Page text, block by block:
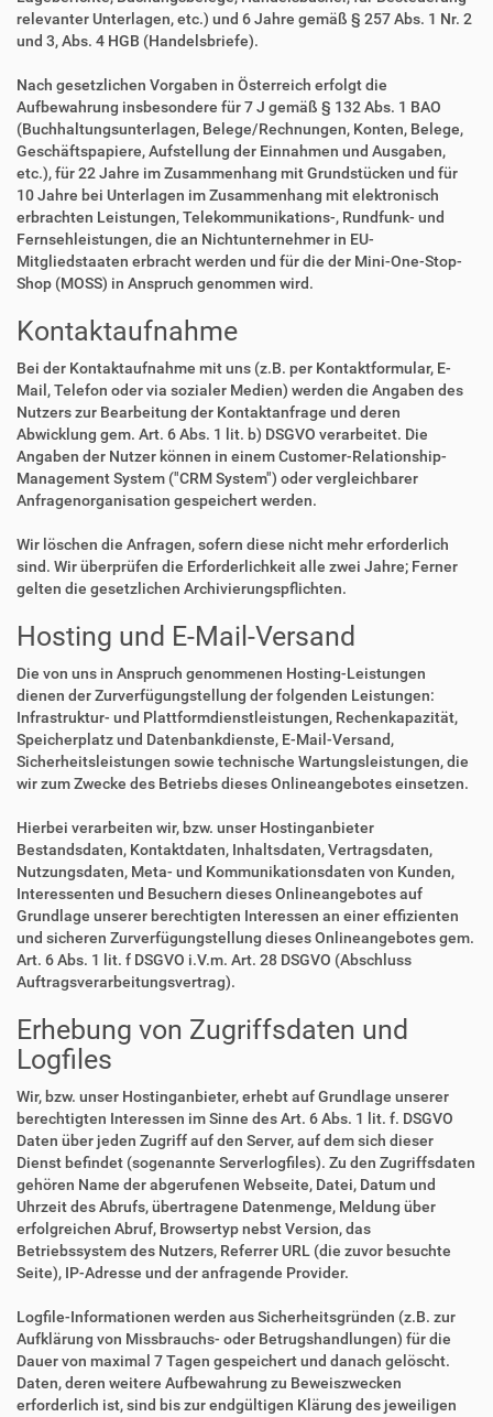
relevanter Unterlagen, etc.) und 6 Jahre gemäß § 257 Abs. 1 Nr. 2
und 3, Abs. 4 HGB (Handelsbriefe).
Nach gesetzlichen Vorgaben in Österreich erfolgt die
Aufbewahrung insbesondere für 7 J gemäß § 132 Abs. 1 BAO
(Buchhaltungsunterlagen, Belege/Rechnungen, Konten, Belege,
Geschäftspapiere, Aufstellung der Einnahmen und Ausgaben,
etc.), für 22 Jahre im Zusammenhang mit Grundstücken und für
10 Jahre bei Unterlagen im Zusammenhang mit elektronisch
erbrachten Leistungen, Telekommunikations-, Rundfunk- und
Fernsehleistungen, die an Nichtunternehmer in EU-
Mitgliedstaaten erbracht werden und für die der Mini-One-Stop-
Shop (MOSS) in Anspruch genommen wird.
Kontaktaufnahme
Bei der Kontaktaufnahme mit uns (z.B. per Kontaktformular, E-
Mail, Telefon oder via sozialer Medien) werden die Angaben des
Nutzers zur Bearbeitung der Kontaktanfrage und deren
Abwicklung gem. Art. 6 Abs. 1 lit. b) DSGVO verarbeitet. Die
Angaben der Nutzer können in einem Customer-Relationship-
Management System ("CRM System") oder vergleichbarer
Anfragenorganisation gespeichert werden.
Wir löschen die Anfragen, sofern diese nicht mehr erforderlich
sind. Wir überprüfen die Erforderlichkeit alle zwei Jahre; Ferner
gelten die gesetzlichen Archivierungspflichten.
Hosting und E-Mail-Versand
Die von uns in Anspruch genommenen Hosting-Leistungen
dienen der Zurverfügungstellung der folgenden Leistungen:
Infrastruktur- und Plattformdienstleistungen, Rechenkapazität,
Speicherplatz und Datenbankdienste, E-Mail-Versand,
Sicherheitsleistungen sowie technische Wartungsleistungen, die
wir zum Zwecke des Betriebs dieses Onlineangebotes einsetzen.
Hierbei verarbeiten wir, bzw. unser Hostinganbieter
Bestandsdaten, Kontaktdaten, Inhaltsdaten, Vertragsdaten,
Nutzungsdaten, Meta- und Kommunikationsdaten von Kunden,
Interessenten und Besuchern dieses Onlineangebotes auf
Grundlage unserer berechtigten Interessen an einer effizienten
und sicheren Zurverfügungstellung dieses Onlineangebotes gem.
Art. 6 Abs. 1 lit. f DSGVO i.V.m. Art. 28 DSGVO (Abschluss
Auftragsverarbeitungsvertrag).
Erhebung von Zugriffsdaten und
Logfiles
Wir, bzw. unser Hostinganbieter, erhebt auf Grundlage unserer
berechtigten Interessen im Sinne des Art. 6 Abs. 1 lit. f. DSGVO
Daten über jeden Zugriff auf den Server, auf dem sich dieser
Dienst befindet (sogenannte Serverlogfiles). Zu den Zugriffsdaten
gehören Name der abgerufenen Webseite, Datei, Datum und
Uhrzeit des Abrufs, übertragene Datenmenge, Meldung über
erfolgreichen Abruf, Browsertyp nebst Version, das
Betriebssystem des Nutzers, Referrer URL (die zuvor besuchte
Seite), IP-Adresse und der anfragende Provider.
Logfile-Informationen werden aus Sicherheitsgründen (z.B. zur
Aufklärung von Missbrauchs- oder Betrugshandlungen) für die
Dauer von maximal 7 Tagen gespeichert und danach gelöscht.
Daten, deren weitere Aufbewahrung zu Beweiszwecken
erforderlich ist, sind bis zur endgültigen Klärung des jeweiligen